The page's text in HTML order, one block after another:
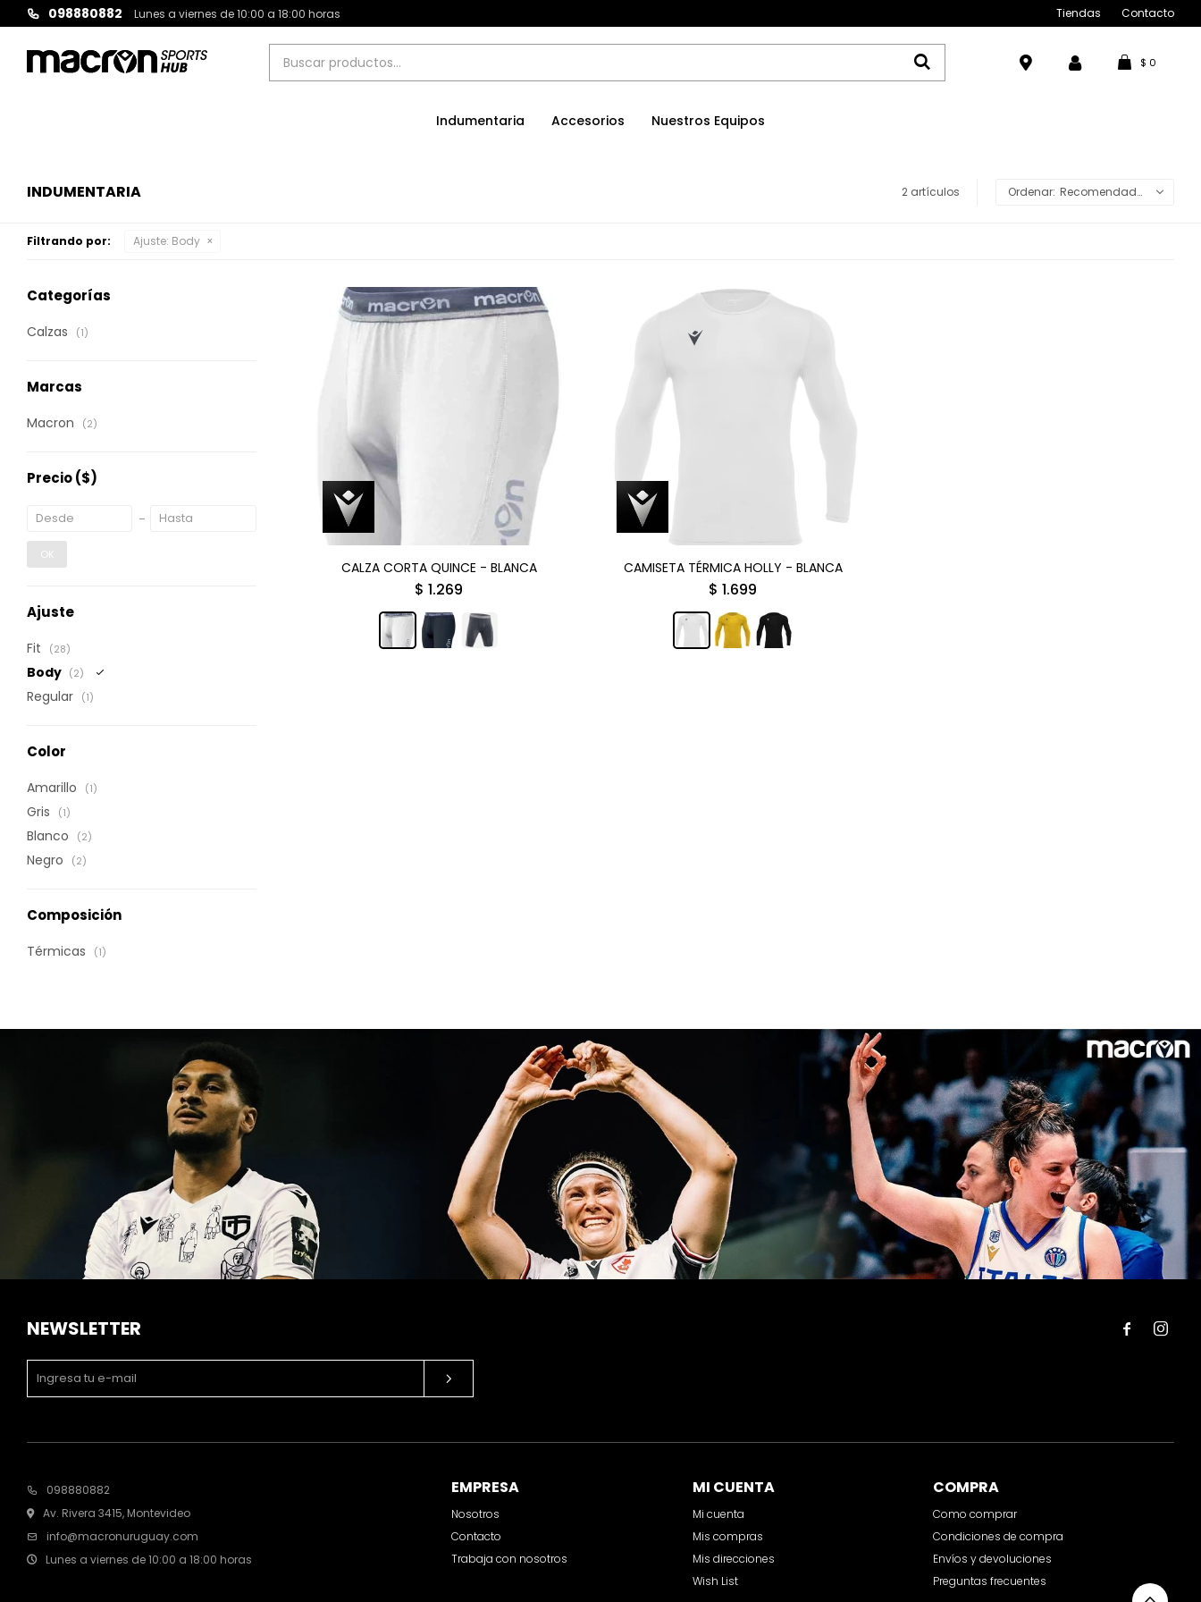
Indumentaria Accesorios Nuestros Equipos
$ 0
098880882 Lunes a viernes de 10:00 a 18:00 horas Tiendas Contacto
INDUMENTARIA 2 artículos Recomendados
Filtrando por: Ajuste: Body
CALZA CORTA QUINCE - BLANCA
$ 1.269
CAMISETA TÉRMICA HOLLY - BLANCA
$ 1.699
Categorías
Calzas (1)
Marcas
Macron (2)
Precio($)
OK
Ajuste
Fit (28)
Body (2)
Regular (1)
Color
Amarillo (1)
Gris (1)
Blanco (2)
Negro (2)
Composición
Térmicas (1)
098880882
Av. Rivera 3415, Montevideo
info@macronuruguay.com
Lunes a viernes de 10:00 a 18:00 horas
EMPRESA
Nosotros
Contacto
Trabaja con nosotros
COMPRA
Como comprar
Condiciones de compra
Envíos y devoluciones
Preguntas frecuentes
MI CUENTA
Mi cuenta
Mis compras
Mis direcciones
Wish List
NEWSLETTER  